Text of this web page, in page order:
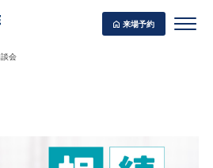
来場予約
HOME の BEST PLAN
会